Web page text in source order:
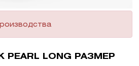
PEARL LONG РАЗМЕР